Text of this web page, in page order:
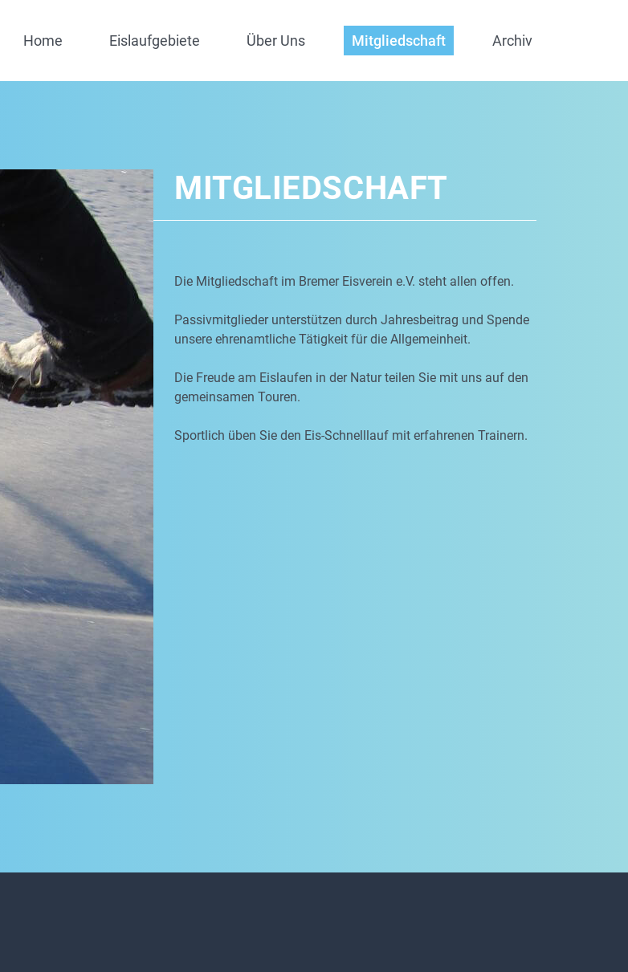
Home Eislaufgebiete Über Uns Mitgliedschaft Archiv
MITGLIEDSCHAFT
Die Mitgliedschaft im Bremer Eisverein e.V. steht allen offen.
Passivmitglieder unterstützen durch Jahresbeitrag und Spende
unsere ehrenamtliche Tätigkeit für die Allgemeinheit.
Die Freude am Eislaufen in der Natur teilen Sie mit uns auf den
gemeinsamen Touren.
Sportlich üben Sie den Eis-Schnelllauf mit erfahrenen Trainern.